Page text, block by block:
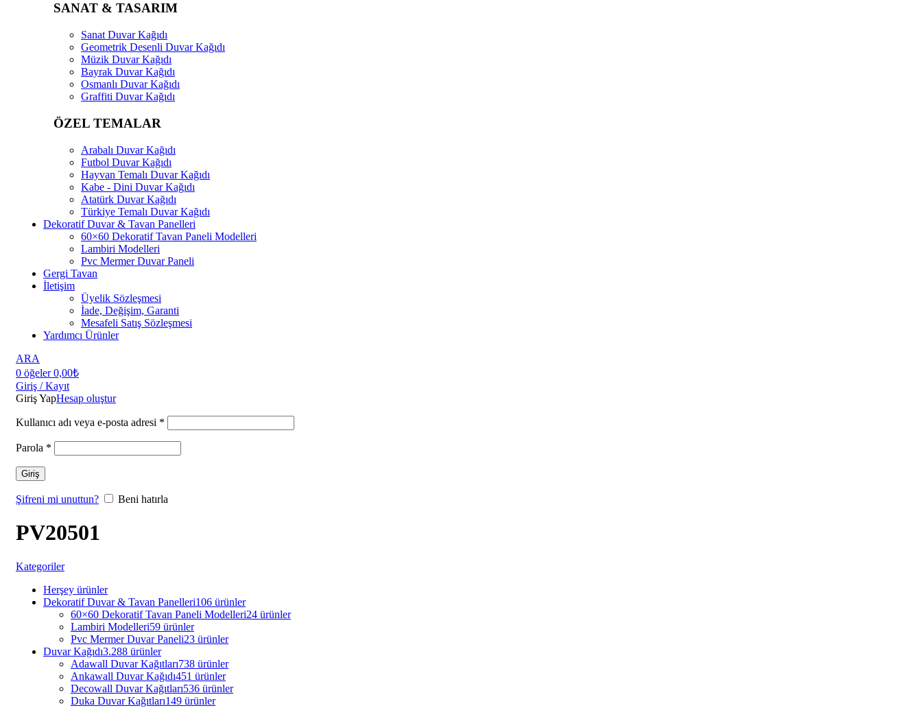
SANAT & TASARIM
Sanat Duvar Kağıdı
Geometrik Desenli Duvar Kağıdı
Müzik Duvar Kağıdı
Bayrak Duvar Kağıdı
Osmanlı Duvar Kağıdı
Graffiti Duvar Kağıdı
ÖZEL TEMALAR
Arabalı Duvar Kağıdı
Futbol Duvar Kağıdı
Hayvan Temalı Duvar Kağıdı
Kabe - Dini Duvar Kağıdı
Atatürk Duvar Kağıdı
Türkiye Temalı Duvar Kağıdı
Dekoratif Duvar & Tavan Panelleri
60×60 Dekoratif Tavan Paneli Modelleri
Lambiri Modelleri
Pvc Mermer Duvar Paneli
Gergi Tavan
İletişim
Üyelik Sözleşmesi
İade, Değişim, Garanti
Mesafeli Satış Sözleşmesi
Yardımcı Ürünler
ARA
0 öğeler 0,00₺
Giriş / Kayıt
Giriş YapHesap oluştur
Kullanıcı adı veya e-posta adresi *
Parola *
Giriş
Şifreni mi unuttun? Beni hatırla
PV20501
Kategoriler
Herşey ürünler
Dekoratif Duvar & Tavan Panelleri106 ürünler
60×60 Dekoratif Tavan Paneli Modelleri24 ürünler
Lambiri Modelleri59 ürünler
Pvc Mermer Duvar Paneli23 ürünler
Duvar Kağıdı3.288 ürünler
Adawall Duvar Kağıtları738 ürünler
Ankawall Duvar Kağıdı451 ürünler
Decowall Duvar Kağıtları536 ürünler
Duka Duvar Kağıtları149 ürünler